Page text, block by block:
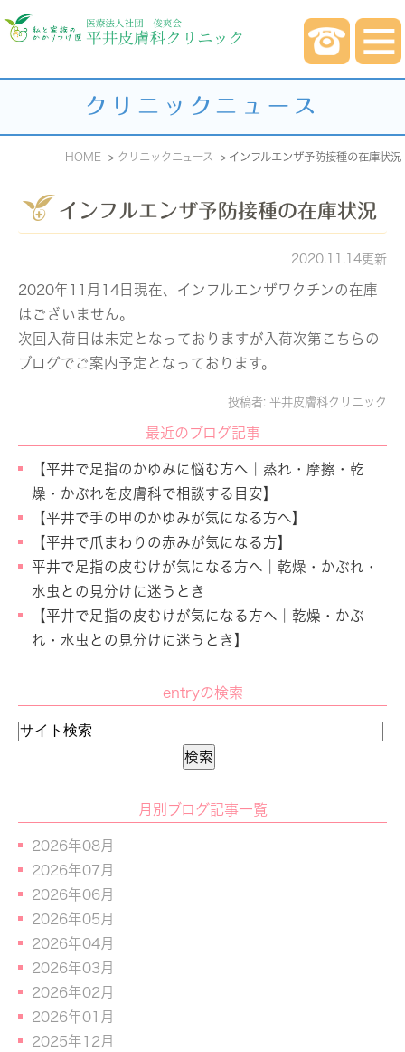
クリニックニュース
HOME クリニックニュース インフルエンザ予防接種の在庫状況
インフルエンザ予防接種の在庫状況
2020.11.14更新
2020年11月14日現在、インフルエンザワクチンの在庫
はございません。
次回入荷日は未定となっておりますが入荷次第こちらの
ブログでご案内予定となっております。
投稿者: 平井皮膚科クリニック
最近のブログ記事
【平井で足指のかゆみに悩む方へ｜蒸れ・摩擦・乾
燥・かぶれを皮膚科で相談する目安】
【平井で手の甲のかゆみが気になる方へ】
【平井で爪まわりの赤みが気になる方】
平井で足指の皮むけが気になる方へ｜乾燥・かぶれ・
水虫との見分けに迷うとき
【平井で足指の皮むけが気になる方へ｜乾燥・かぶ
れ・水虫との見分けに迷うとき】
entryの検索
月別ブログ記事一覧
2026年08月
2026年07月
2026年06月
2026年05月
2026年04月
2026年03月
2026年02月
2026年01月
2025年12月